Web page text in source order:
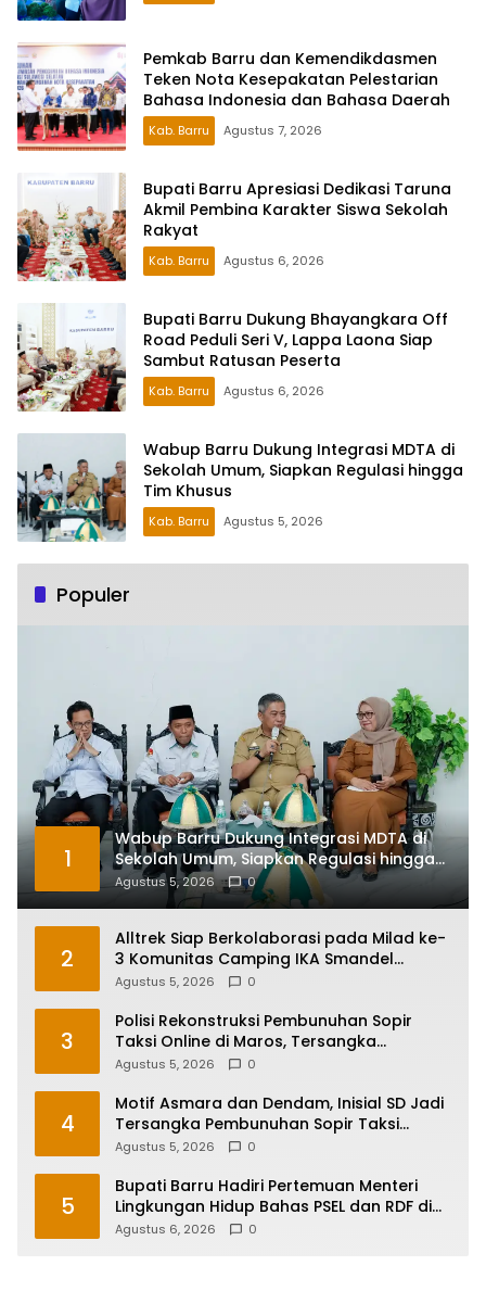
Pemkab Barru dan Kemendikdasmen
Teken Nota Kesepakatan Pelestarian
Bahasa Indonesia dan Bahasa Daerah
Kab. Barru Agustus 7, 2026
Bupati Barru Apresiasi Dedikasi Taruna
Akmil Pembina Karakter Siswa Sekolah
Rakyat
Kab. Barru Agustus 6, 2026
Bupati Barru Dukung Bhayangkara Off
Road Peduli Seri V, Lappa Laona Siap
Sambut Ratusan Peserta
Kab. Barru Agustus 6, 2026
Wabup Barru Dukung Integrasi MDTA di
Sekolah Umum, Siapkan Regulasi hingga
Tim Khusus
Kab. Barru Agustus 5, 2026
Populer
1
Wabup Barru Dukung Integrasi MDTA di
Sekolah Umum, Siapkan Regulasi hingga
Tim Khusus
Agustus 5, 2026 0
2
Alltrek Siap Berkolaborasi pada Milad ke-
3 Komunitas Camping IKA Smandel
Makassar di Malino
Agustus 5, 2026 0
3
Polisi Rekonstruksi Pembunuhan Sopir
Taksi Online di Maros, Tersangka
Peragakan 24 Adegan
Agustus 5, 2026 0
4
Motif Asmara dan Dendam, Inisial SD Jadi
Tersangka Pembunuhan Sopir Taksi
Online di Maros
Agustus 5, 2026 0
5
Bupati Barru Hadiri Pertemuan Menteri
Lingkungan Hidup Bahas PSEL dan RDF di
Sulsel
Agustus 6, 2026 0